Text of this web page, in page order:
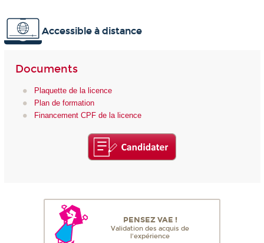
Accessible à distance
Documents
Plaquette de la licence
Plan de formation
Financement CPF de la licence
PENSEZ VAE !
Validation des acquis de
l'expérience